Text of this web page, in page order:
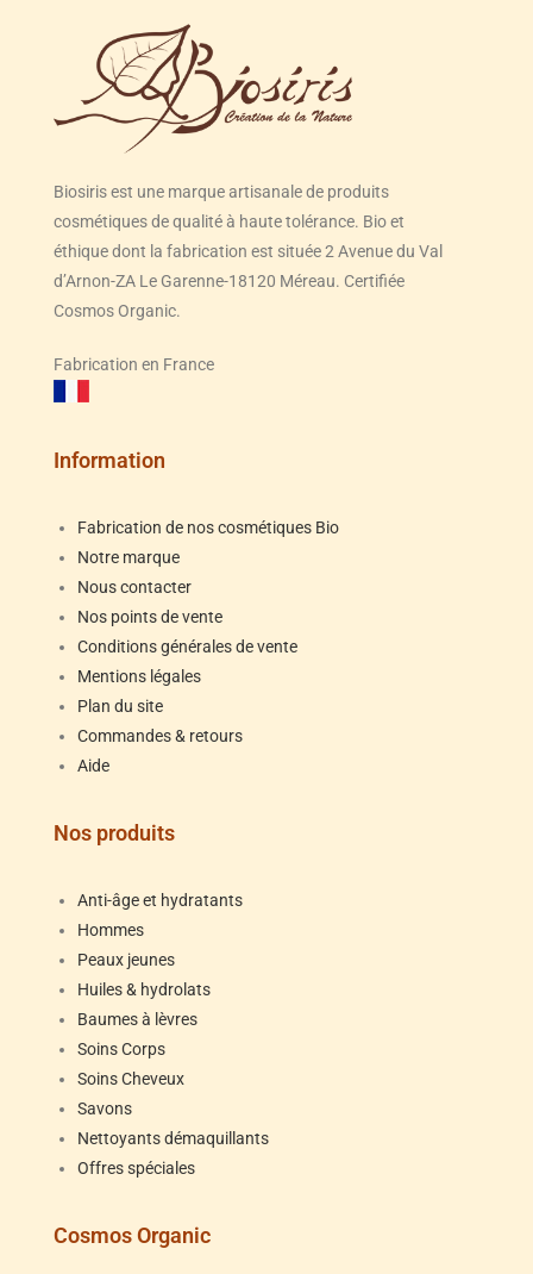
Biosiris est une marque artisanale de produits
cosmétiques de qualité à haute tolérance. Bio et
éthique dont la fabrication est située 2 Avenue du Val
d’Arnon-ZA Le Garenne-18120 Méreau. Certifiée
Cosmos Organic.
Fabrication en France
Information
Fabrication de nos cosmétiques Bio
Notre marque
Nous contacter
Nos points de vente
Conditions générales de vente
Mentions légales
Plan du site
Commandes & retours
Aide
Nos produits
Anti-âge et hydratants
Hommes
Peaux jeunes
Huiles & hydrolats
Baumes à lèvres
Soins Corps
Soins Cheveux
Savons
Nettoyants démaquillants
Offres spéciales
Cosmos Organic